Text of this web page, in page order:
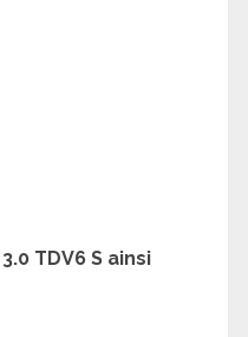
TDV6 S ainsi